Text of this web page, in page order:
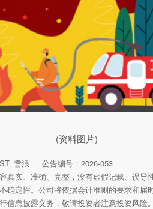
(资料图片)
雪浪 公告编号：2026-053 无锡
真实、准确、完整，没有虚假记载、误
确定性。公司将依据会计准则的要求和届
信息披露义务，敬请投资者注意投资